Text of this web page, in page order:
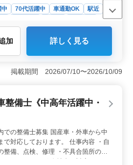
70代活躍中 車通勤OK
駅近
理職＞ 電気工事施工管理の経験
管理技士資格を持つ方に最適な職
理から施工図の作成まで幅広い業
肢があり、安定した雇用条件で
あり、通勤手当の実費支給や完全
業少なめ＞ 三郷駅チカでマイカ
10時間程度の残業が見込まれ、ワ
重視した働き方が実現できます。
安定したキャリアを築きたい方
加 詳しく見る
掲載期間 2026/07/10〜2026/10/09
整備士《中高年活躍中・
での整備士募集 国産車・外車から中
で対応しております。 仕事内容 ・自
整備、点検、修理 ・不具合箇所のト